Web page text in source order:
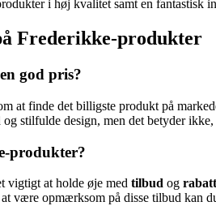
i høj kvalitet samt en fantastisk
Frederikke-produkter
god pris?
at finde det billigste produkt på
stilfulde design, men det betyder
produkter?
vigtigt at holde øje med tilbud og
være opmærksom på disse tilbud kan